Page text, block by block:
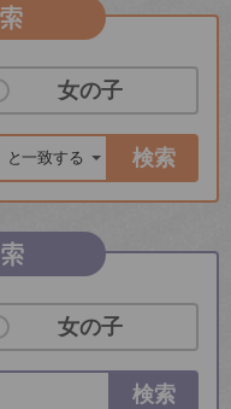
女の子
検索
女の子
検索